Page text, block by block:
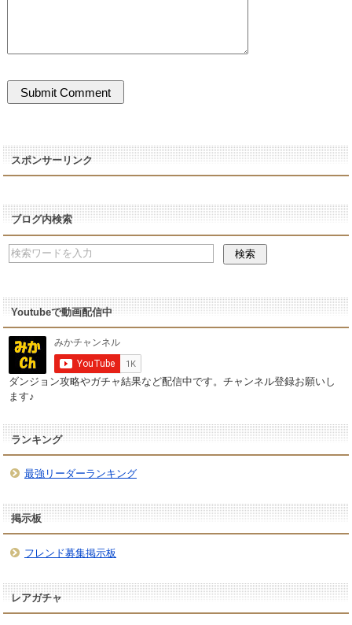
スポンサーリンク
ブログ内検索
Youtubeで動画配信中
ダンジョン攻略やガチャ結果など配信中です。チャンネル登録お願いし
ます♪
ランキング
最強リーダーランキング
掲示板
フレンド募集掲示板
レアガチャ